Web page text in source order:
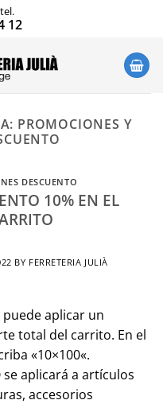
12
PROMOCIONES Y
DESCUENTO
10% EN EL
BY FERRETERIA JULIÀ
aplicar un
total del carrito. En el
«10×100«.
aplicará a artículos
accesorios